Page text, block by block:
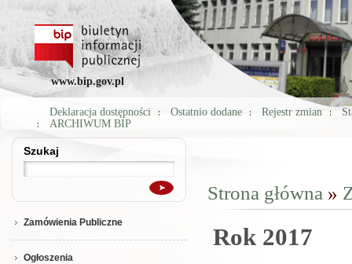
www.bip.gov.pl
Deklaracja dostępności Ostatnio dodane Rejestr zmian
ARCHIWUM BIP
Szukaj
Szukaj
Zamówienia Publiczne
Ogłoszenia
Jesteś tutaj
Strona główna »
Rok 2017